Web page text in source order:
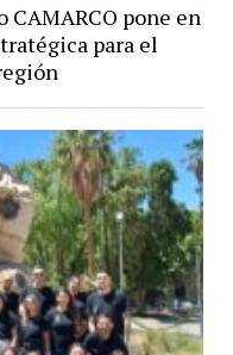
CAMARCO pone en
para el